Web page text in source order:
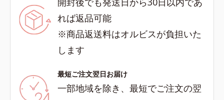
れば返品可能
※商品返送料はオルビスが負担いた
します
最短ご注文翌日お届け
一部地域を除き、最短でご注文の翌